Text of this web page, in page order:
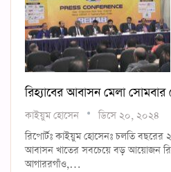
রিহ্যাবের আবাসন মেলা
কাইয়ুম হোসেন
ডিসে ২০, ২০২৪
রিপোর্টঃ কাইয়ুম হোসেনঃ চলতি বছরের
আবাসন খাতের সবচেয়ে বড় আয়োজন
আগাররগাঁও,…